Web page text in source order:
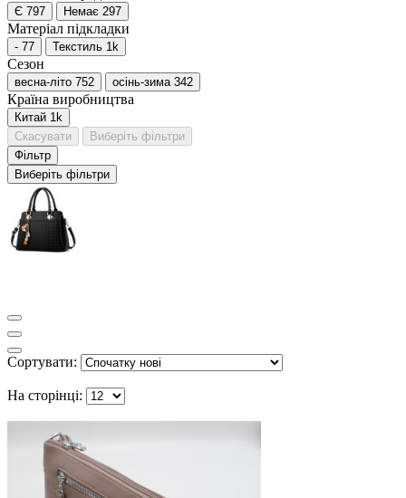
Є 797 Немає 297
Матеріал підкладки
- 77 Текстиль 1k
Сезон
весна-літо 752 осінь-зима 342
Країна виробництва
Китай 1k
Скасувати
Виберіть фільтри
Фільтр
Виберіть фільтри
Сортувати:
На сторінці: